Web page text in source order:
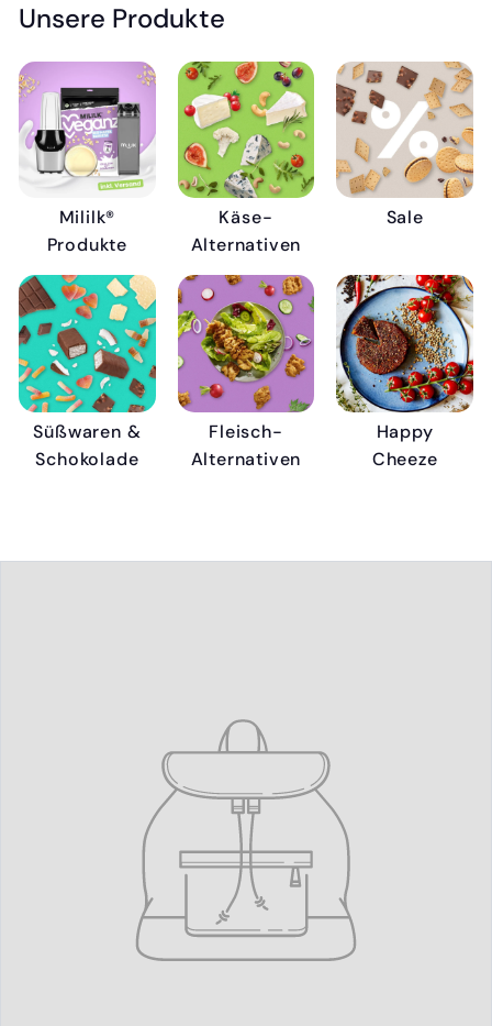
Unsere Produkte
Mililk®
Produkte
Käse-
Alternativen
Sale
Süßwaren &
Schokolade
Fleisch-
Alternativen
Happy
Cheeze